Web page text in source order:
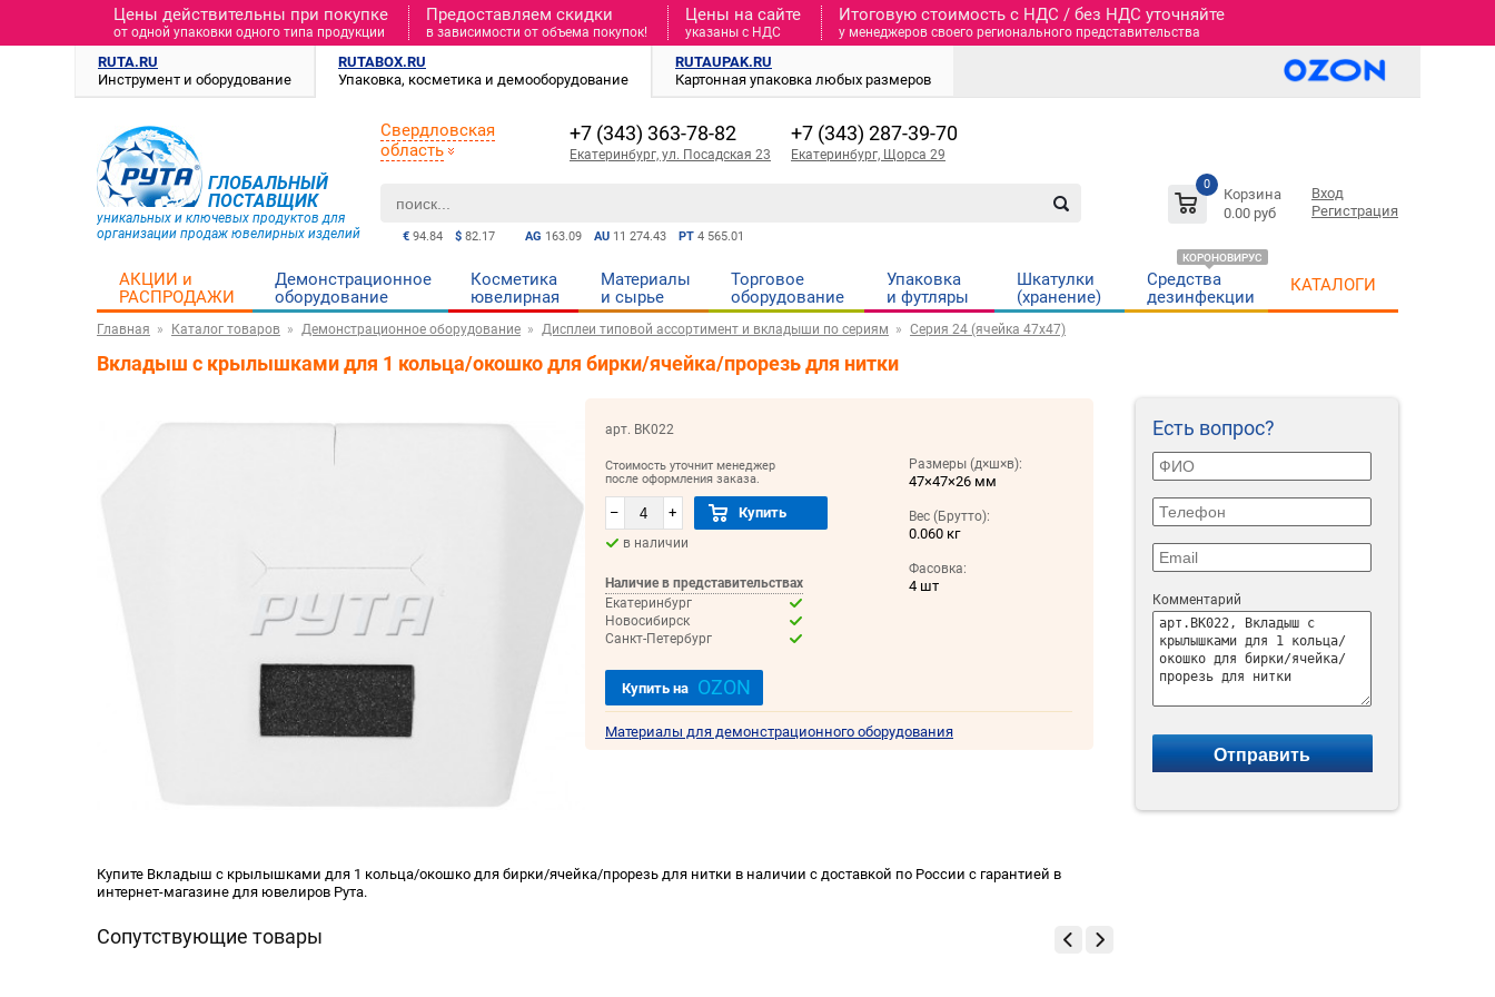
Цены действительны при покупке
от одной упаковки одного типа продукции
Предоставляем скидки
в зависимости от объема покупок!
Цены на сайте
указаны с НДС
Итоговую стоимость c НДС / без НДС уточняйте
у менеджеров своего регионального представительства
RUTA.RU
Инструмент и оборудование
RUTABOX.RU
Упаковка, косметика и демооборудование
RUTAUPAK.RU
Картонная упаковка любых размеров
ГЛОБАЛЬНЫЙ
ПОСТАВЩИК
уникальных и ключевых продуктов для
организации продаж ювелирных изделий
AG 163.09 AU 11 274.43 PT 4 565.01
€ 94.84 $ 82.17
0
Корзина
0.00 руб
Вход
Регистрация
Свердловская
область
+7 (343) 363-78-82
Екатеринбург, ул. Посадская 23
+7 (343) 287-39-70
Екатеринбург, Щорса 29
АКЦИИ и
РАСПРОДАЖИ
Демонстрационное
оборудование
Косметика
ювелирная
Материалы
и cырье
Торговое
оборудование
Упаковка
и футляры
Шкатулки
(хранение)
Средства
дезинфекции
КОРОНОВИРУС
КАТАЛОГИ
Главная Каталог товаров Демонстрационное оборудование Дисплеи типовой ассортимент и вкладыши по сериям Серия 24 (ячейка 47х47)
Вкладыш с крылышками для 1 кольца/окошко для бирки/ячейка/прорезь для нитки
Есть вопрос?
Комментарий
арт. ВК022
Стоимость уточнит менеджер
после оформления заказа.
– + Купить
в наличии
Наличие в представительствах
Екатеринбург
Новосибирск
Санкт-Петербург
Размеры (д×ш×в):
47×47×26 мм
Вес (Брутто):
0.060 кг
Фасовка:
4 шт
Купить на OZON
Материалы для демонстрационного оборудования
Купите Вкладыш с крылышками для 1 кольца/окошко для бирки/ячейка/прорезь для нитки в наличии с доставкой по России с гарантией в
интернет-магазине для ювелиров Рута.
Сопутствующие товары